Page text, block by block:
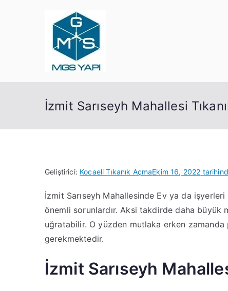
İzmit Sarıseyh Mahallesi
Geliştirici: Kocaeli Tıkanık AçmaEkim 16, 2022
İzmit Sarıseyh Mahallesinde Ev ya da
önemli sorunlardır. Aksi takdirde daha büyük
uğratabilir. O yüzden mutlaka erken
gerekmektedir.
İzmit Sarıseyh